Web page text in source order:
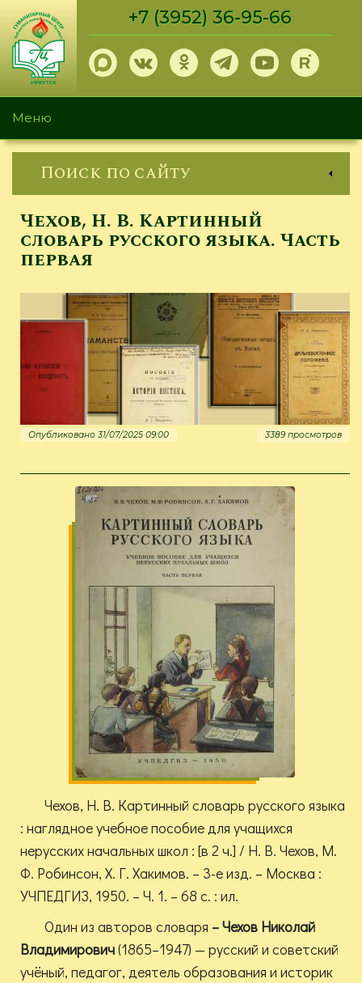
Перейти
основному
содержанию
+7 (3952) 36-95-66
Меню
Поиск по сайту
Чехов, Н. В. Картинный
словарь русского языка. Часть
первая
Опубликовано 31/07/2025 09:00 3389 просмотров
Чехов, Н. В. Картинный словарь русского языка
: наглядное учебное пособие для учащихся
нерусских начальных школ : [в 2 ч.] / Н. В. Чехов, М.
Ф. Робинсон, Х. Г. Хакимов. – 3-е изд. – Москва :
УЧПЕДГИЗ, 1950. – Ч. 1. – 68 с. : ил.
Один из авторов словаря – Чехов Николай
Владимирович(1865–1947) — русский и советский
учёный, педагог, деятель образования и историк